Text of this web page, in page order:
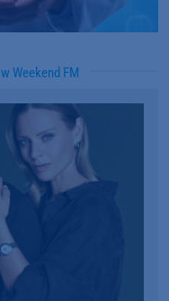
w Weekend FM